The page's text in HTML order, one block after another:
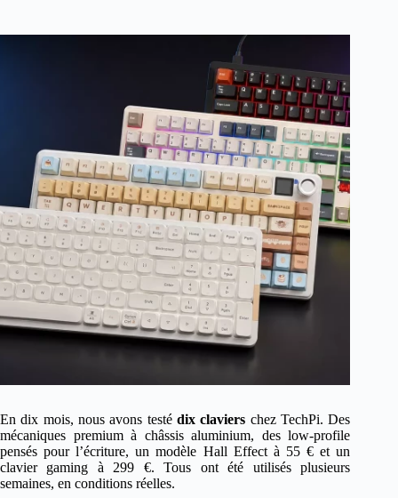
En dix mois, nous avons testé dix claviers chez TechPi. Des
mécaniques premium à châssis aluminium, des low-profile
pensés pour l’écriture, un modèle Hall Effect à 55 € et un
clavier gaming à 299 €. Tous ont été utilisés plusieurs
semaines, en conditions réelles.